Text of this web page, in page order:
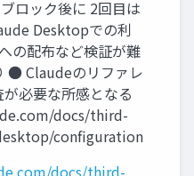
ロック後に 2回目は
Desktopでの利
の配布など検証が難
● Claudeのリファレ
必要な所感となる
docs/third-
configuration